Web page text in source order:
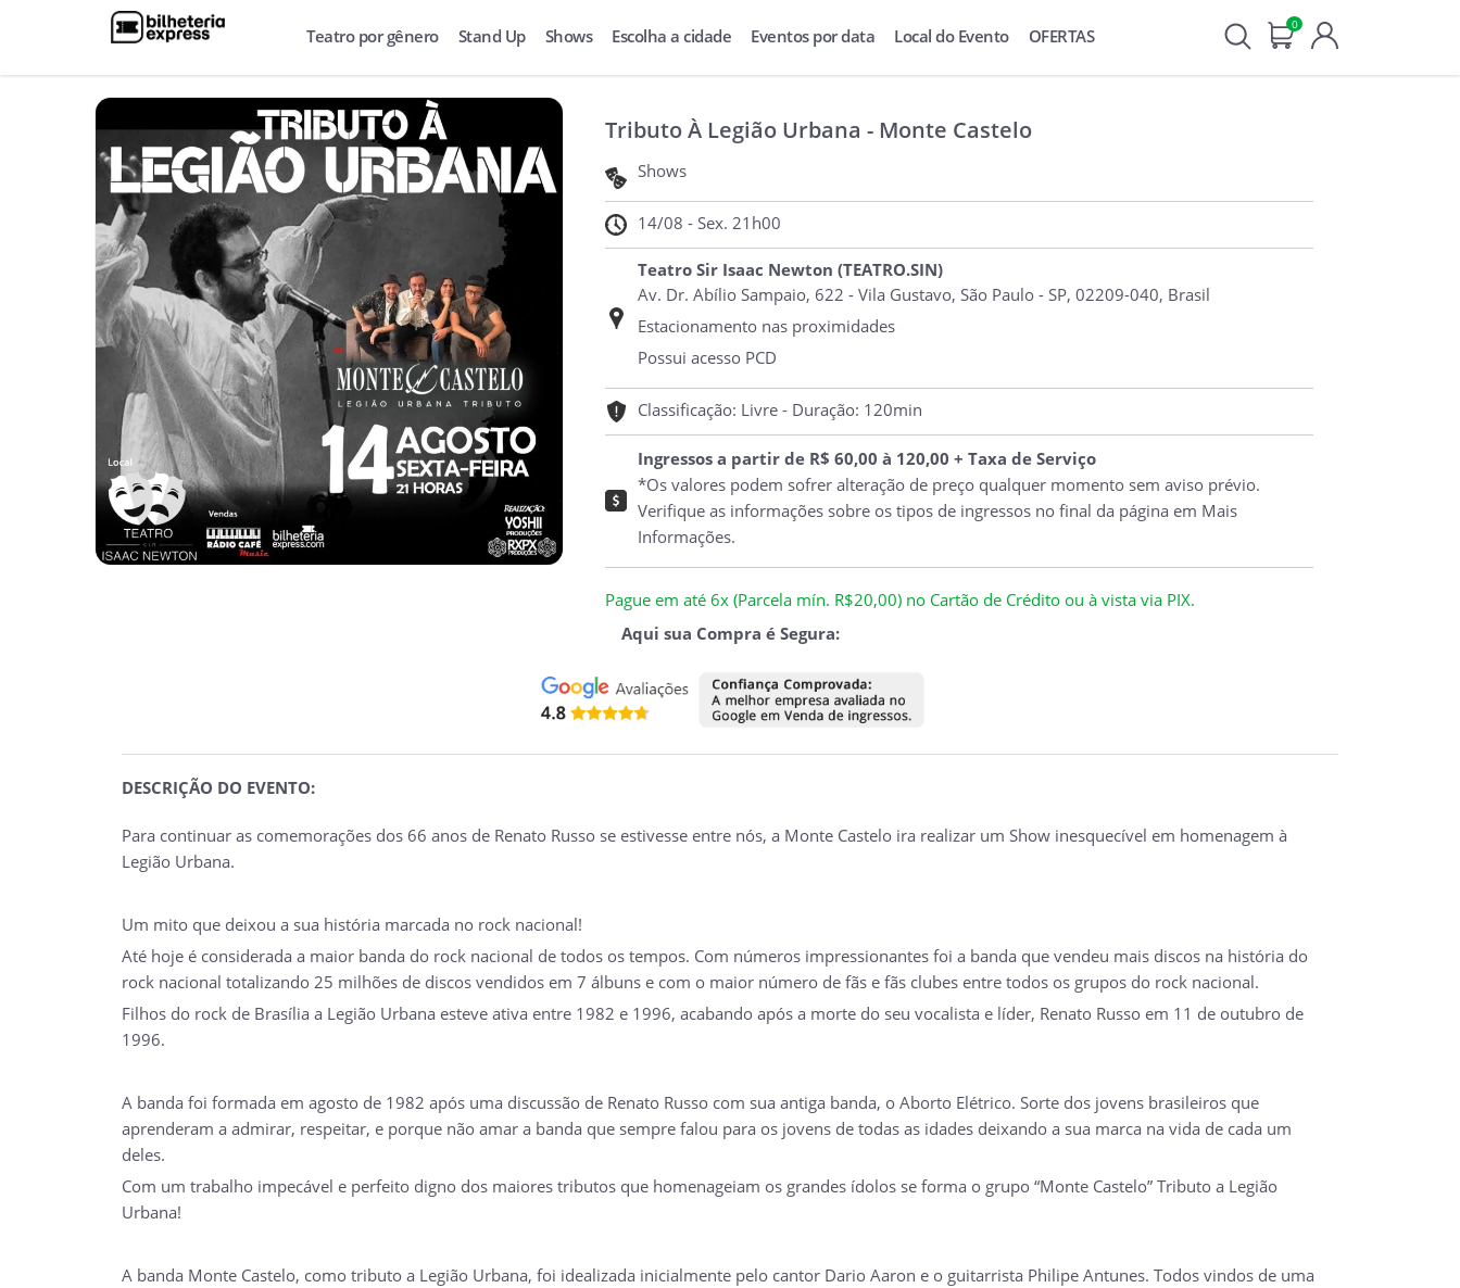
Teatro por gênero Stand Up Shows Escolha a cidade Eventos por data Local do Evento OFERTAS
0
Tributo À Legião Urbana - Monte Castelo
Shows
14/08 - Sex. 21h00
Teatro Sir Isaac Newton (TEATRO.SIN)
Av. Dr. Abílio Sampaio, 622 - Vila Gustavo, São Paulo - SP, 02209-040, Brasil
Estacionamento nas proximidades
Possui acesso PCD
Classificação: Livre - Duração: 120min
Ingressos a partir de R$ 60,00 à 120,00 + Taxa de Serviço
*Os valores podem sofrer alteração de preço qualquer momento sem aviso prévio.
Verifique as informações sobre os tipos de ingressos no final da página em Mais
Informações.
Pague em até 6x (Parcela mín. R$20,00) no Cartão de Crédito ou à vista via PIX.
Aqui sua Compra é Segura:
DESCRIÇÃO DO EVENTO:
Para continuar as comemorações dos 66 anos de Renato Russo se estivesse entre nós, a Monte Castelo ira realizar um Show inesquecível em homenagem à
Legião Urbana.
Um mito que deixou a sua história marcada no rock nacional!
Até hoje é considerada a maior banda do rock nacional de todos os tempos. Com números impressionantes foi a banda que vendeu mais discos na história do
rock nacional totalizando 25 milhões de discos vendidos em 7 álbuns e com o maior número de fãs e fãs clubes entre todos os grupos do rock nacional.
Filhos do rock de Brasília a Legião Urbana esteve ativa entre 1982 e 1996, acabando após a morte do seu vocalista e líder, Renato Russo em 11 de outubro de
1996.
A banda foi formada em agosto de 1982 após uma discussão de Renato Russo com sua antiga banda, o Aborto Elétrico. Sorte dos jovens brasileiros que
aprenderam a admirar, respeitar, e porque não amar a banda que sempre falou para os jovens de todas as idades deixando a sua marca na vida de cada um
deles.
Com um trabalho impecável e perfeito digno dos maiores tributos que homenageiam os grandes ídolos se forma o grupo “Monte Castelo” Tributo a Legião
Urbana!
A banda Monte Castelo, como tributo a Legião Urbana, foi idealizada inicialmente pelo cantor Dario Aaron e o guitarrista Philipe Antunes. Todos vindos de uma